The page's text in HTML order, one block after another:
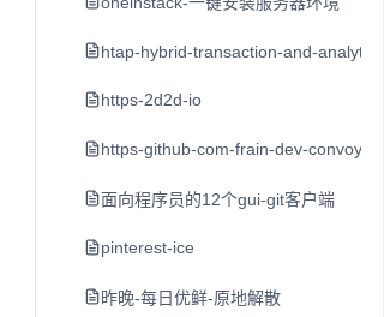
htap-hybrid-transaction-and-
https-2d2d-io
https-github-com-frain-dev-convoy
面向程序员的12个gui-git客户端
pinterest-ice
昨晚-每日优鲜-原地解散